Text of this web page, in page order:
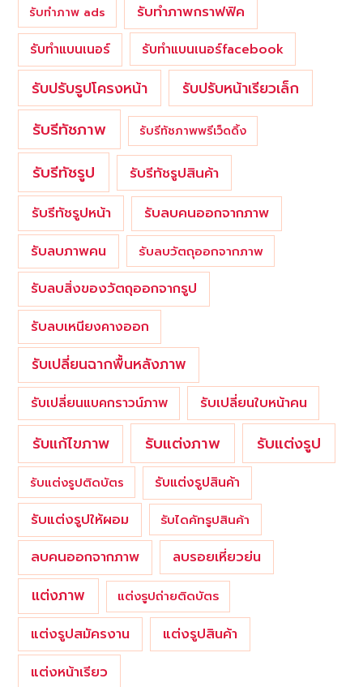
รับทำภาพ ads รับทำภาพกราฟฟิค
รับทำแบนเนอร์ รับทำแบนเนอร์facebook
รับปรับรูปโครงหน้า รับปรับหน้าเรียวเล็ก
รับรีทัชภาพ รับรีทัชภาพพรีเว็ดดิ้ง
รับรีทัชรูป
รับรีทัชรูปสินค้า
รับรีทัชรูปหน้า
รับลบคนออกจากภาพ
รับลบภาพคน
รับลบวัตถุออกจากภาพ
รับลบสิ่งของวัตถุออกจากรูป
รับลบเหนียงคางออก
รับเปลี่ยนฉากพื้นหลังภาพ
รับเปลี่ยนแบคกราวน์ภาพ รับเปลี่ยนใบหน้าคน
รับแก้ไขภาพ รับแต่งภาพ รับแต่งรูป
รับแต่งรูปติดบัตร รับแต่งรูปสินค้า
รับแต่งรูปให้ผอม รับไดคัทรูปสินค้า
ลบคนออกจากภาพ ลบรอยเหี่ยวย่น
แต่งภาพ แต่งรูปถ่ายติดบัตร
แต่งรูปสมัครงาน
แต่งรูปสินค้า
แต่งหน้าเรียว